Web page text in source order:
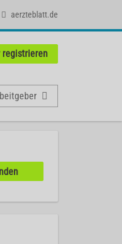
aerzteblatt.de
registrieren